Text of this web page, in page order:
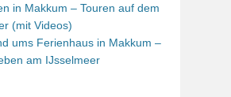
in Makkum – Touren auf dem
(mit Videos)
ums Ferienhaus in Makkum –
am IJsselmeer